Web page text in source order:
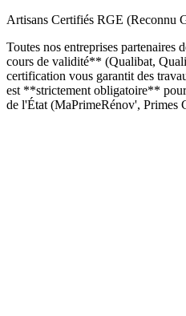
Artisans Certifiés RGE (Reconnu
Toutes nos entreprises
cours de validité** (Qualibat,
certification vous garantit des
est **strictement obligatoire**
de l'État (MaPrimeRénov', Primes